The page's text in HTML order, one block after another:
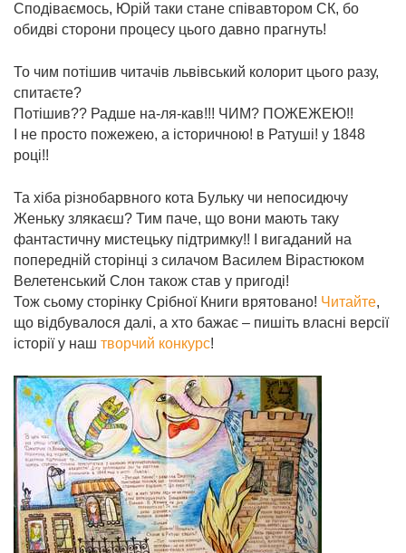
Сподіваємось, Юрій таки стане співавтором СК, бо
обидві сторони процесу цього давно прагнуть!
То чим потішив читачів львівський колорит цього разу,
спитаєте?
Потішив?? Радше на-ля-кав!!! ЧИМ? ПОЖЕЖЕЮ!!
І не просто пожежею, а історичною! в Ратуші! у 1848
році!!
Та хіба різнобарвного кота Бульку чи непосидючу
Женьку злякаєш? Тим паче, що вони мають таку
фантастичну мистецьку підтримку!! І вигаданий на
попередній сторінці з силачом Василем Вірастюком
Велетенський Слон також став у пригоді!
Тож сьому сторінку Срібної Книги врятовано! Читайте,
що відбувалося далі, а хто бажає – пишіть власні версії
історії у наш творчий конкурс!